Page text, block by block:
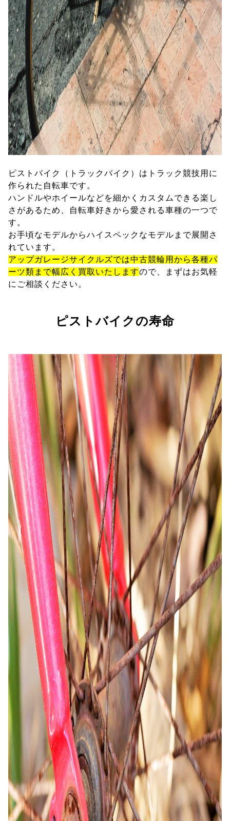
ピストバイク（トラックバイク）はトラック競技用に
作られた自転車です。
ハンドルやホイールなどを細かくカスタムできる楽し
さがあるため、自転車好きから愛される車種の一つで
す。
お手頃なモデルからハイスペックなモデルまで展開さ
れています。
アップガレージサイクルズでは中古競輪用から各種パ
ーツ類まで幅広く買取いたしますので、まずはお気軽
にご相談ください。
ピストバイクの寿命